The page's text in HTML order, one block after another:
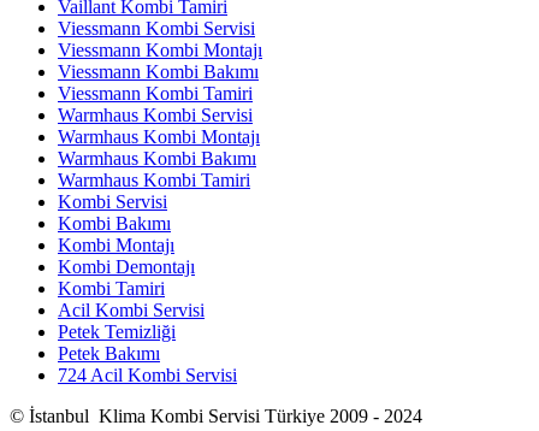
Vaillant Kombi Tamiri
Viessmann Kombi Servisi
Viessmann Kombi Montajı
Viessmann Kombi Bakımı
Viessmann Kombi Tamiri
Warmhaus Kombi Servisi
Warmhaus Kombi Montajı
Warmhaus Kombi Bakımı
Warmhaus Kombi Tamiri
Kombi Servisi
Kombi Bakımı
Kombi Montajı
Kombi Demontajı
Kombi Tamiri
Acil Kombi Servisi
Petek Temizliği
Petek Bakımı
724 Acil Kombi Servisi
© İstanbul Klima Kombi Servisi Türkiye 2009 - 2024